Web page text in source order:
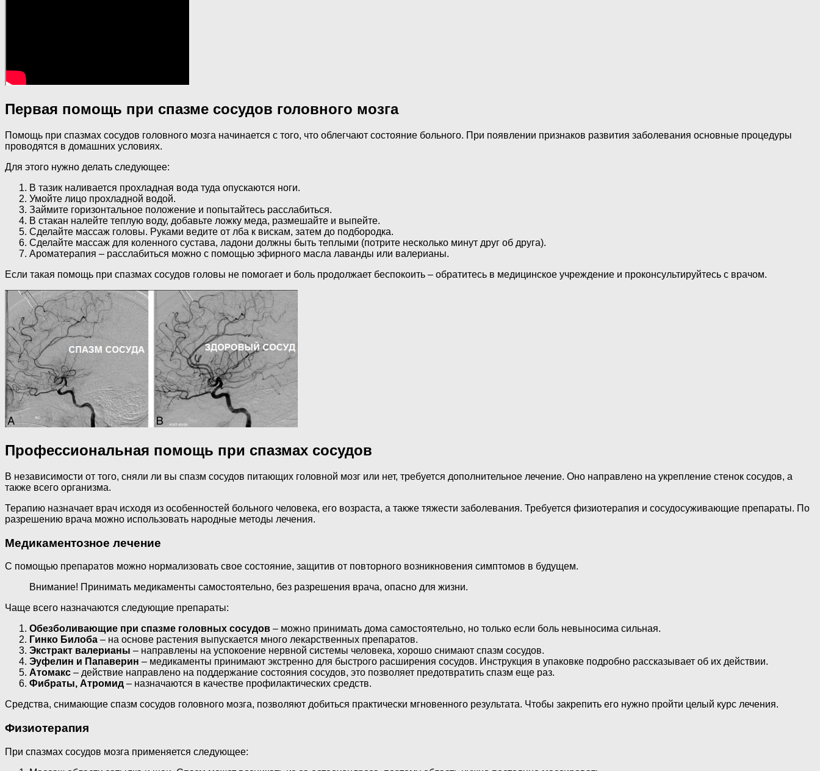
Первая помощь при спазме сосудов головного мозга
Помощь при спазмах сосудов головного мозга начинается с того, что облегчают состояние больного. При появлении признаков развития заболевания основные процедуры
проводятся в домашних условиях.
Для этого нужно делать следующее:
В тазик наливается прохладная вода туда опускаются ноги.
Умойте лицо прохладной водой.
Займите горизонтальное положение и попытайтесь расслабиться.
В стакан налейте теплую воду, добавьте ложку меда, размешайте и выпейте.
Сделайте массаж головы. Руками ведите от лба к вискам, затем до подбородка.
Сделайте массаж для коленного сустава, ладони должны быть теплыми (потрите несколько минут друг об друга).
Ароматерапия – расслабиться можно с помощью эфирного масла лаванды или валерианы.
Если такая помощь при спазмах сосудов головы не помогает и боль продолжает беспокоить – обратитесь в медицинское учреждение и проконсультируйтесь с врачом.
Профессиональная помощь при спазмах сосудов
В независимости от того, сняли ли вы спазм сосудов питающих головной мозг или нет, требуется дополнительное лечение. Оно направлено на укрепление стенок сосудов, а
также всего организма.
Терапию назначает врач исходя из особенностей больного человека, его возраста, а также тяжести заболевания. Требуется физиотерапия и сосудосуживающие препараты. По
разрешению врача можно использовать народные методы лечения.
Медикаментозное лечение
С помощью препаратов можно нормализовать свое состояние, защитив от повторного возникновения симптомов в будущем.
Внимание! Принимать медикаменты самостоятельно, без разрешения врача, опасно для жизни.
Чаще всего назначаются следующие препараты:
Обезболивающие при спазме головных сосудов – можно принимать дома самостоятельно, но только если боль невыносима сильная.
Гинко Билоба – на основе растения выпускается много лекарственных препаратов.
Экстракт валерианы – направлены на успокоение нервной системы человека, хорошо снимают спазм сосудов.
Эуфелин и Папаверин – медикаменты принимают экстренно для быстрого расширения сосудов. Инструкция в упаковке подробно рассказывает об их действии.
Атомакс – действие направлено на поддержание состояния сосудов, это позволяет предотвратить спазм еще раз.
Фибраты, Атромид – назначаются в качестве профилактических средств.
Средства, снимающие спазм сосудов головного мозга, позволяют добиться практически мгновенного результата. Чтобы закрепить его нужно пройти целый курс лечения.
Физиотерапия
При спазмах сосудов мозга применяется следующее: